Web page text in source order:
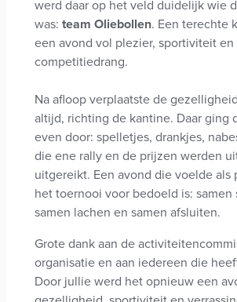
werd daar op het veld duidelijk wie
was: team Oliebollen. Een terechte
een avond vol plezier, sportiviteit
competitiedrang.
Na afloop verplaatste de
altijd, richting de kantine. Daar ging
even door: spelletjes, drankjes,
die ene rally en de prijzen werden
uitgereikt. Een avond die voelde als
het toernooi voor bedoeld is: samen
samen lachen en samen afsluiten.
Grote dank aan de
organisatie en aan iedereen die
Door jullie werd het opnieuw een